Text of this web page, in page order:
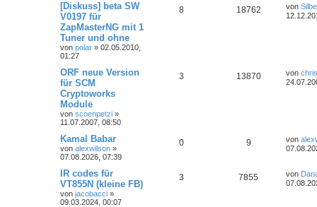
[Diskuss] beta SW
V0197 für
ZapMasterNG mit 1
Tuner und ohne
von polar » 02.05.2010,
01:27
8 18762 von
ORF neue Version
für SCM
Cryptoworks
Module
von scoenpetzi »
11.07.2007, 08:50
3 13870 von
Kamal Babar
von alexwilson »
07.08.2026, 07:39
0 9 von
IR codes für
VT855N (kleine FB)
von jacobacci »
09.03.2024, 00:07
3 7855 von